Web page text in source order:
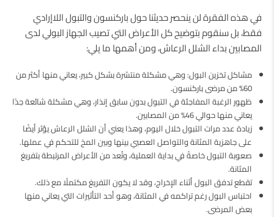
في هذه الفقرة لن ينحصر حديثنا حول باركنسون والتبول اللاإرادي
فقط، بل سنقوم بتوضيح كل الأعراض التي تصيب الجهاز البولي لدى
المصابين بداء الشلل الرعاش، ومن أهمها ما يلي:
مشاكل تخزين البول: وهي مشكلة منتشرة بشكل كبير، يعاني منها أكثر من
60% من مرضى باركنسون.
ظهور الرغبة المفاجئة في التبول بدون سابق إنذار، وهي مشكلة شائعة جدًا
يعاني منها حوالي 46% من المصابين.
زيادة عدد مرات التبول خلال اليوم، وهذا يعني أن الشلل الرعاش يؤثر أيضًا
على جاهزية المثانة والتواصل العصبي بينها وبين المخ للتحكم في عملها.
صعوبة التبول خاصةً في بداية العملية، وتُعد من الأعراض المرتبطة بتفريغ
المثانة.
تقطع تدفق البول أثناء الإخراج، وقد لا يكون التفريغ مكتملًا مع ذلك.
احتباس البول رغم تراكمه في المثانة، وهو أحد التأثيرات التي يعاني منها
بعض المرضى.